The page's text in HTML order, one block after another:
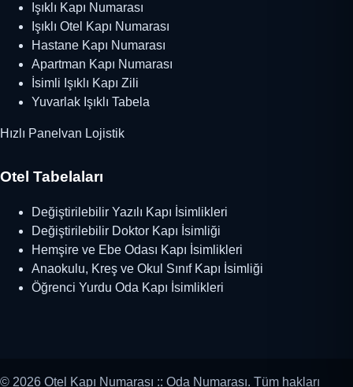
Işıklı Kapı Numarası
Işıklı Otel Kapı Numarası
Hastane Kapı Numarası
Apartman Kapı Numarası
İsimli Işıklı Kapı Zili
Yuvarlak Işıklı Tabela
Hızlı Panelvan Lojistik
Otel Tabelaları
Değiştirilebilir Yazılı Kapı İsimlikleri
Değiştirilebilir Doktor Kapı İsimliği
Hemşire ve Ebe Odası Kapı İsimlikleri
Anaokulu, Kreş ve Okul Sınıf Kapı İsimliği
Öğrenci Yurdu Oda Kapı İsimlikleri
© 2026 Otel Kapı Numarası :: Oda Numarası. Tüm hakları